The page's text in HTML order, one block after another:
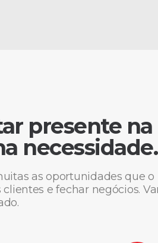
presente
necessidade.
as oportunidades que
clientes e fechar negócios.